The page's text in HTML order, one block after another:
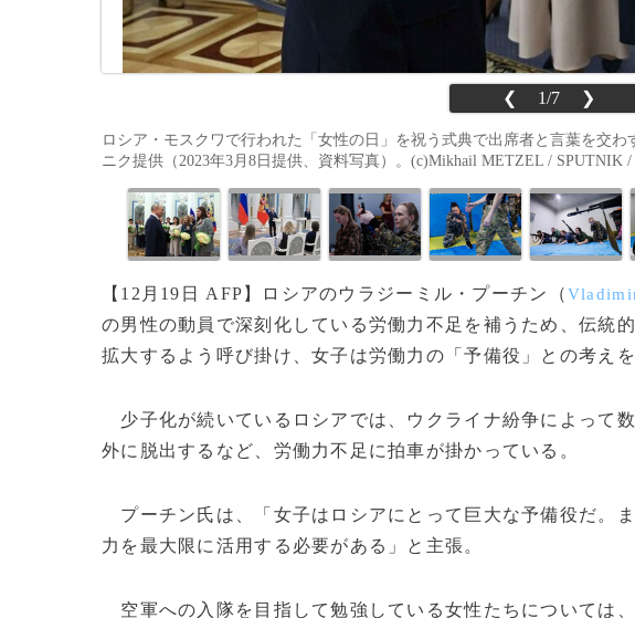
❮ 1/7 ❯
ロシア・モスクワで行われた「女性の日」を祝う式典で出席者と言葉を交
ニク提供（2023年3月8日提供、資料写真）。(c)Mikhail METZEL / SPUTNIK /
【12月19日 AFP】ロシアのウラジーミル・プーチン（
の男性の動員で深刻化している労働力不足を補うため、伝統
拡大するよう呼び掛け、女子は労働力の「予備役」との考えを
少子化が続いているロシアでは、ウクライナ紛争によって
外に脱出するなど、労働力不足に拍車が掛かっている。
プーチン氏は、「女子はロシアにとって巨大な予備役だ。
力を最大限に活用する必要がある」と主張。
空軍への入隊を目指して勉強している女性たちについては